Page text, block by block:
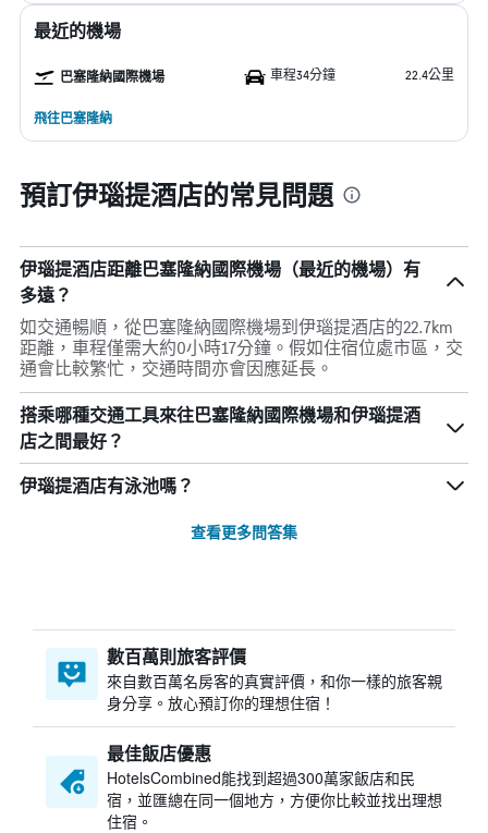
最近的機場
巴塞隆納國際機場 車程34分鐘 22.4公里
飛往巴塞隆納
預訂伊瑙提酒店的常見問題
伊瑙提酒店距離巴塞隆納國際機場（最近的機場）有
多遠？
如交通暢順，從巴塞隆納國際機場到伊瑙提酒店的22.7km
距離，車程僅需大約0小時17分鐘。假如住宿位處市區，交
通會比較繁忙，交通時間亦會因應延長。
搭乘哪種交通工具來往巴塞隆納國際機場和伊瑙提酒
店之間最好？
伊瑙提酒店有泳池嗎？
查看更多問答集
數百萬則旅客評價
來自數百萬名房客的真實評價，和你一樣的旅客親
身分享。放心預訂你的理想住宿！
最佳飯店優惠
HotelsCombined​能找到超過300萬家飯店和民
宿，並匯總在同一個地方，方便你比較並找出理想
住宿。